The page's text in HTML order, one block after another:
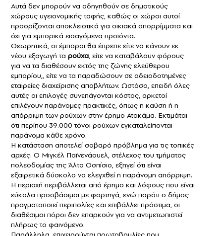
Αυτά δεν μπορούν να οδηγηθούν σε δημοτικούς
χώρους υγειονομικής ταφής, καθώς οι χώροι αυτοί
προορίζονται αποκλειστικά για οικιακά απορρίμματα και
όχι για εμπορικά εισαγόμενα προϊόντα.
Θεωρητικά, οι έμποροι θα έπρεπε είτε να κάνουν εκ
νέου εξαγωγή τα ρούχα, είτε να καταβάλουν φόρους
για να τα διαθέσουν εκτός της ζώνης ελεύθερου
εμπορίου,, είτε να τα παραδώσουν σε αδειοδοτημένες
εταιρείες διαχείρισης αποβλήτων. Ωστόσο, επειδή όλες
αυτές οι επιλογές συνεπάγονται κόστος, αρκετοί
επιλέγουν παράνομες πρακτικές, όπως η καύση ή η
απόρριψη των ρούχων στην έρημο Ατακάμα. Εκτιμάται
ότι περίπου 39.000 τόνοι ρούχων εγκαταλείπονται
παράνομα κάθε χρόνο.
Η κατάσταση αποτελεί σοβαρό πρόβλημα για τις τοπικές
αρχές. Ο Μιγκέλ Παϊνενάουελ, στέλεχος του τμήματος
πολεοδομίας της Άλτο Οσπίσιο, εξηγεί ότι είναι
εξαιρετικά δύσκολο να ελεγχθεί η παράνομη απόρριψη.
Η περιοχή περιβάλλεται από έρημο και λόφους που είναι
εύκολα προσβάσιμοι με φορτηγά, ενώ παρότι ο δήμος
πραγματοποιεί περιπολίες και επιβάλλει πρόστιμα, οι
διαθέσιμοι πόροι δεν επαρκούν για να αντιμετωπιστεί
πλήρως το φαινόμενο.